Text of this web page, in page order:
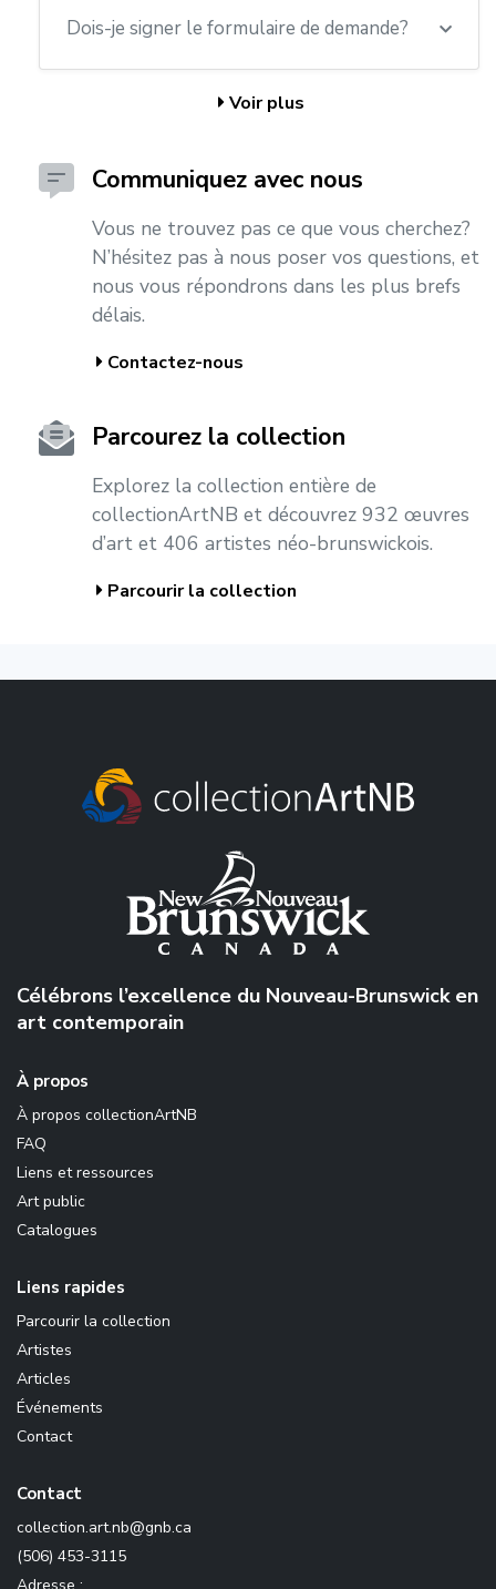
Dois-je signer le formulaire de demande?
Voir plus
Communiquez avec nous
Vous ne trouvez pas ce que vous cherchez?
N’hésitez pas à nous poser vos questions, et
nous vous répondrons dans les plus brefs
délais.
Contactez-nous
Parcourez la collection
Explorez la collection entière de
collectionArtNB et découvrez 932 œuvres
d’art et 406 artistes néo-brunswickois.
Parcourir la collection
Célébrons l’excellence du Nouveau-Brunswick en
art contemporain
À propos
À propos collectionArtNB
FAQ
Liens et ressources
Art public
Catalogues
Liens rapides
Parcourir la collection
Artistes
Articles
Événements
Contact
Contact
ac.bng@bn.tra.noitcelloc
(506) 453-3115
Adresse :